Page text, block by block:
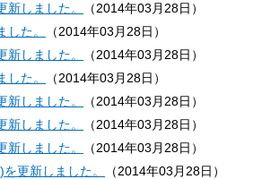
しました。
（2014年03月28日 ）
た。
（2014年03月28日 ）
しました。
（2014年03月28日 ）
た。
（2014年03月28日 ）
しました。
（2014年03月28日 ）
しました。
（2014年03月28日 ）
しました。
（2014年03月28日 ）
更新しました。
（2014年03月28日 ）